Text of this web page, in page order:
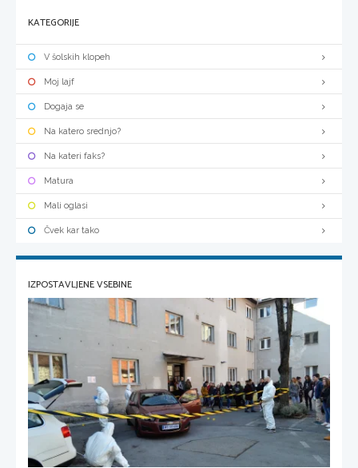
KATEGORIJE
V šolskih klopeh
Moj lajf
Dogaja se
Na katero srednjo?
Na kateri faks?
Matura
Mali oglasi
Čvek kar tako
IZPOSTAVLJENE VSEBINE